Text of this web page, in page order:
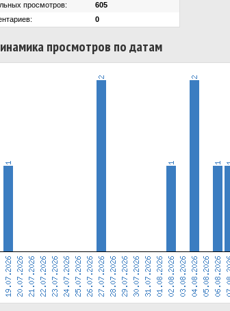
просмотров:
605
0
просмотров по датам